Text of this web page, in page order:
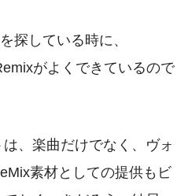
探している時に、
がよくできているので
、楽曲だけでなく、ヴォ
素材としての提供もビ